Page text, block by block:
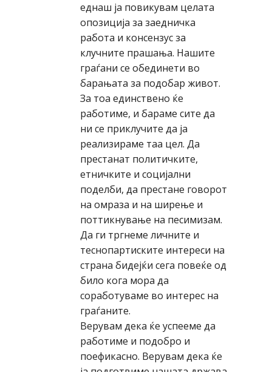
еднаш ја повикувам целата
опозиција за заедничка
работа и консензус за
клучните прашања. Нашите
граѓани се обединети во
барањата за подобар живот.
За тоа единствено ќе
работиме, и бараме сите да
ни се приклучите да ја
реализираме таа цел. Да
престанат политичките,
етничките и социјални
поделби, да престане говорот
на омраза и на ширење и
поттикнување на песимизам.
Да ги тргнеме личните и
теснопартиските интереси на
страна бидејќи сега повеќе од
било кога мора да
соработуваме во интерес на
граѓаните.
Верувам дека ќе успееме да
работиме и подобро и
поефикасно. Верувам дека ќе